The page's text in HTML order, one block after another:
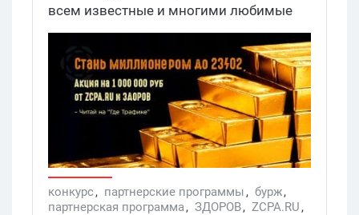
всем известные и многими любимые
ЗДОРОВ и ZCPA.RU. На кону — 1 000 000
конкурс, партнерские программы, бурж,
партнерская программа, ЗДОРОВ, ZCPA.RU,